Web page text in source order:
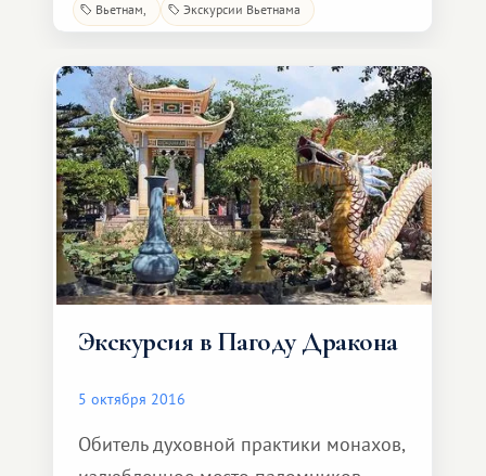
до острова вы сможете
на специальной моторной лодке, что
сделает вашу поездку еще
интереснее! Большая часть острова
покрыта непролазными джунглями,
но вьетнамцы. как любители
ландшафтных изысков
Вьетнам Экскурсии Вьетнама
Экскурсия в Пагоду Дракона
5 октября 2016
Обитель духовной практики монахов,